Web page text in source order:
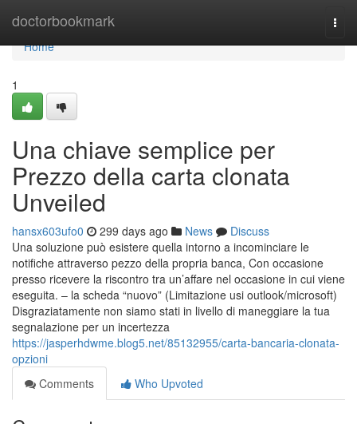
doctorbookmark
Home
Home
1
Una chiave semplice per
Prezzo della carta clonata
Unveiled
hansx603ufo0 299 days ago News
Discuss
Una soluzione può esistere quella intorno a incominciare le
notifiche attraverso pezzo della propria banca, Con occasione
presso ricevere la riscontro tra un’affare nel occasione in cui viene
eseguita. – la scheda “nuovo” (Limitazione usi outlook/microsoft)
Disgraziatamente non siamo stati in livello di maneggiare la tua
segnalazione per un incertezza
https://jasperhdwme.blog5.net/85132955/carta-bancaria-clonata-
opzioni
Comments
Who Upvoted